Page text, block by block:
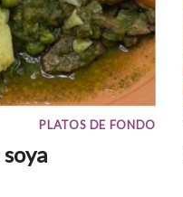
PLATOS DE FONDO